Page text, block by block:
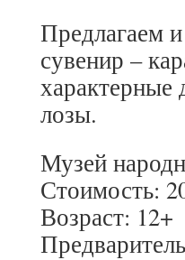
Предлагаем
сувенир –
характерные
лозы.
Музей
Стоимость:
Возраст: 12+